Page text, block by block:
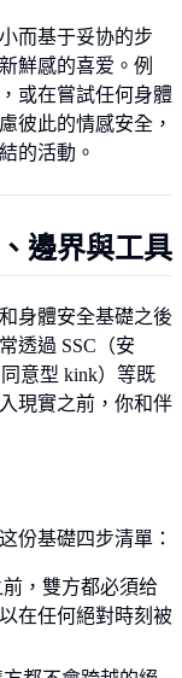
而基于妥协的步
鮮感的喜爱。例
或在嘗試任何身體
彼此的情感安全，
的活動。
邊界與工具
身體安全基礎之後
透過 SSC（安
意型 kink）等既
現實之前，你和伴
份基礎四步清單：
，雙方都必須给
在任何絕對時刻被